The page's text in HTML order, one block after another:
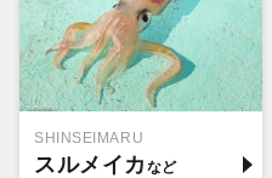
SHINSEIMARU
スルメイカ